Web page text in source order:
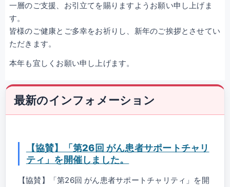
一層のご支援、お引立てを賜りますようお願い申し上げま
す。
皆様のご健康とご多幸をお祈りし、新年のご挨拶とさせてい
ただきます。
本年も宜しくお願い申し上げます。
最新のインフォメーション
【協賛】「第26回 がん患者サポートチャリ
ティ」を開催しました。
【協賛】「第26回 がん患者サポートチャリティ」を開